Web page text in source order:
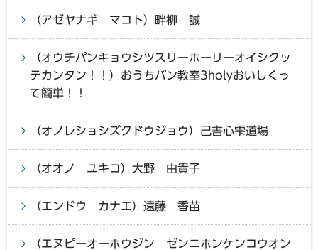
（アゼヤナギ マコト）畔柳 誠
（オウチパンキョウシツスリーホーリーオイシクッ
テカンタン！！）おうちパン教室3holyおいしくっ
て簡単！！
（オノレショシズクドウジョウ）己書心雫道場
（オオノ ユキコ）大野 由貴子
（エンドウ カナエ）遠藤 香苗
（エヌピーオーホウジン ゼンニホンケンコウオン